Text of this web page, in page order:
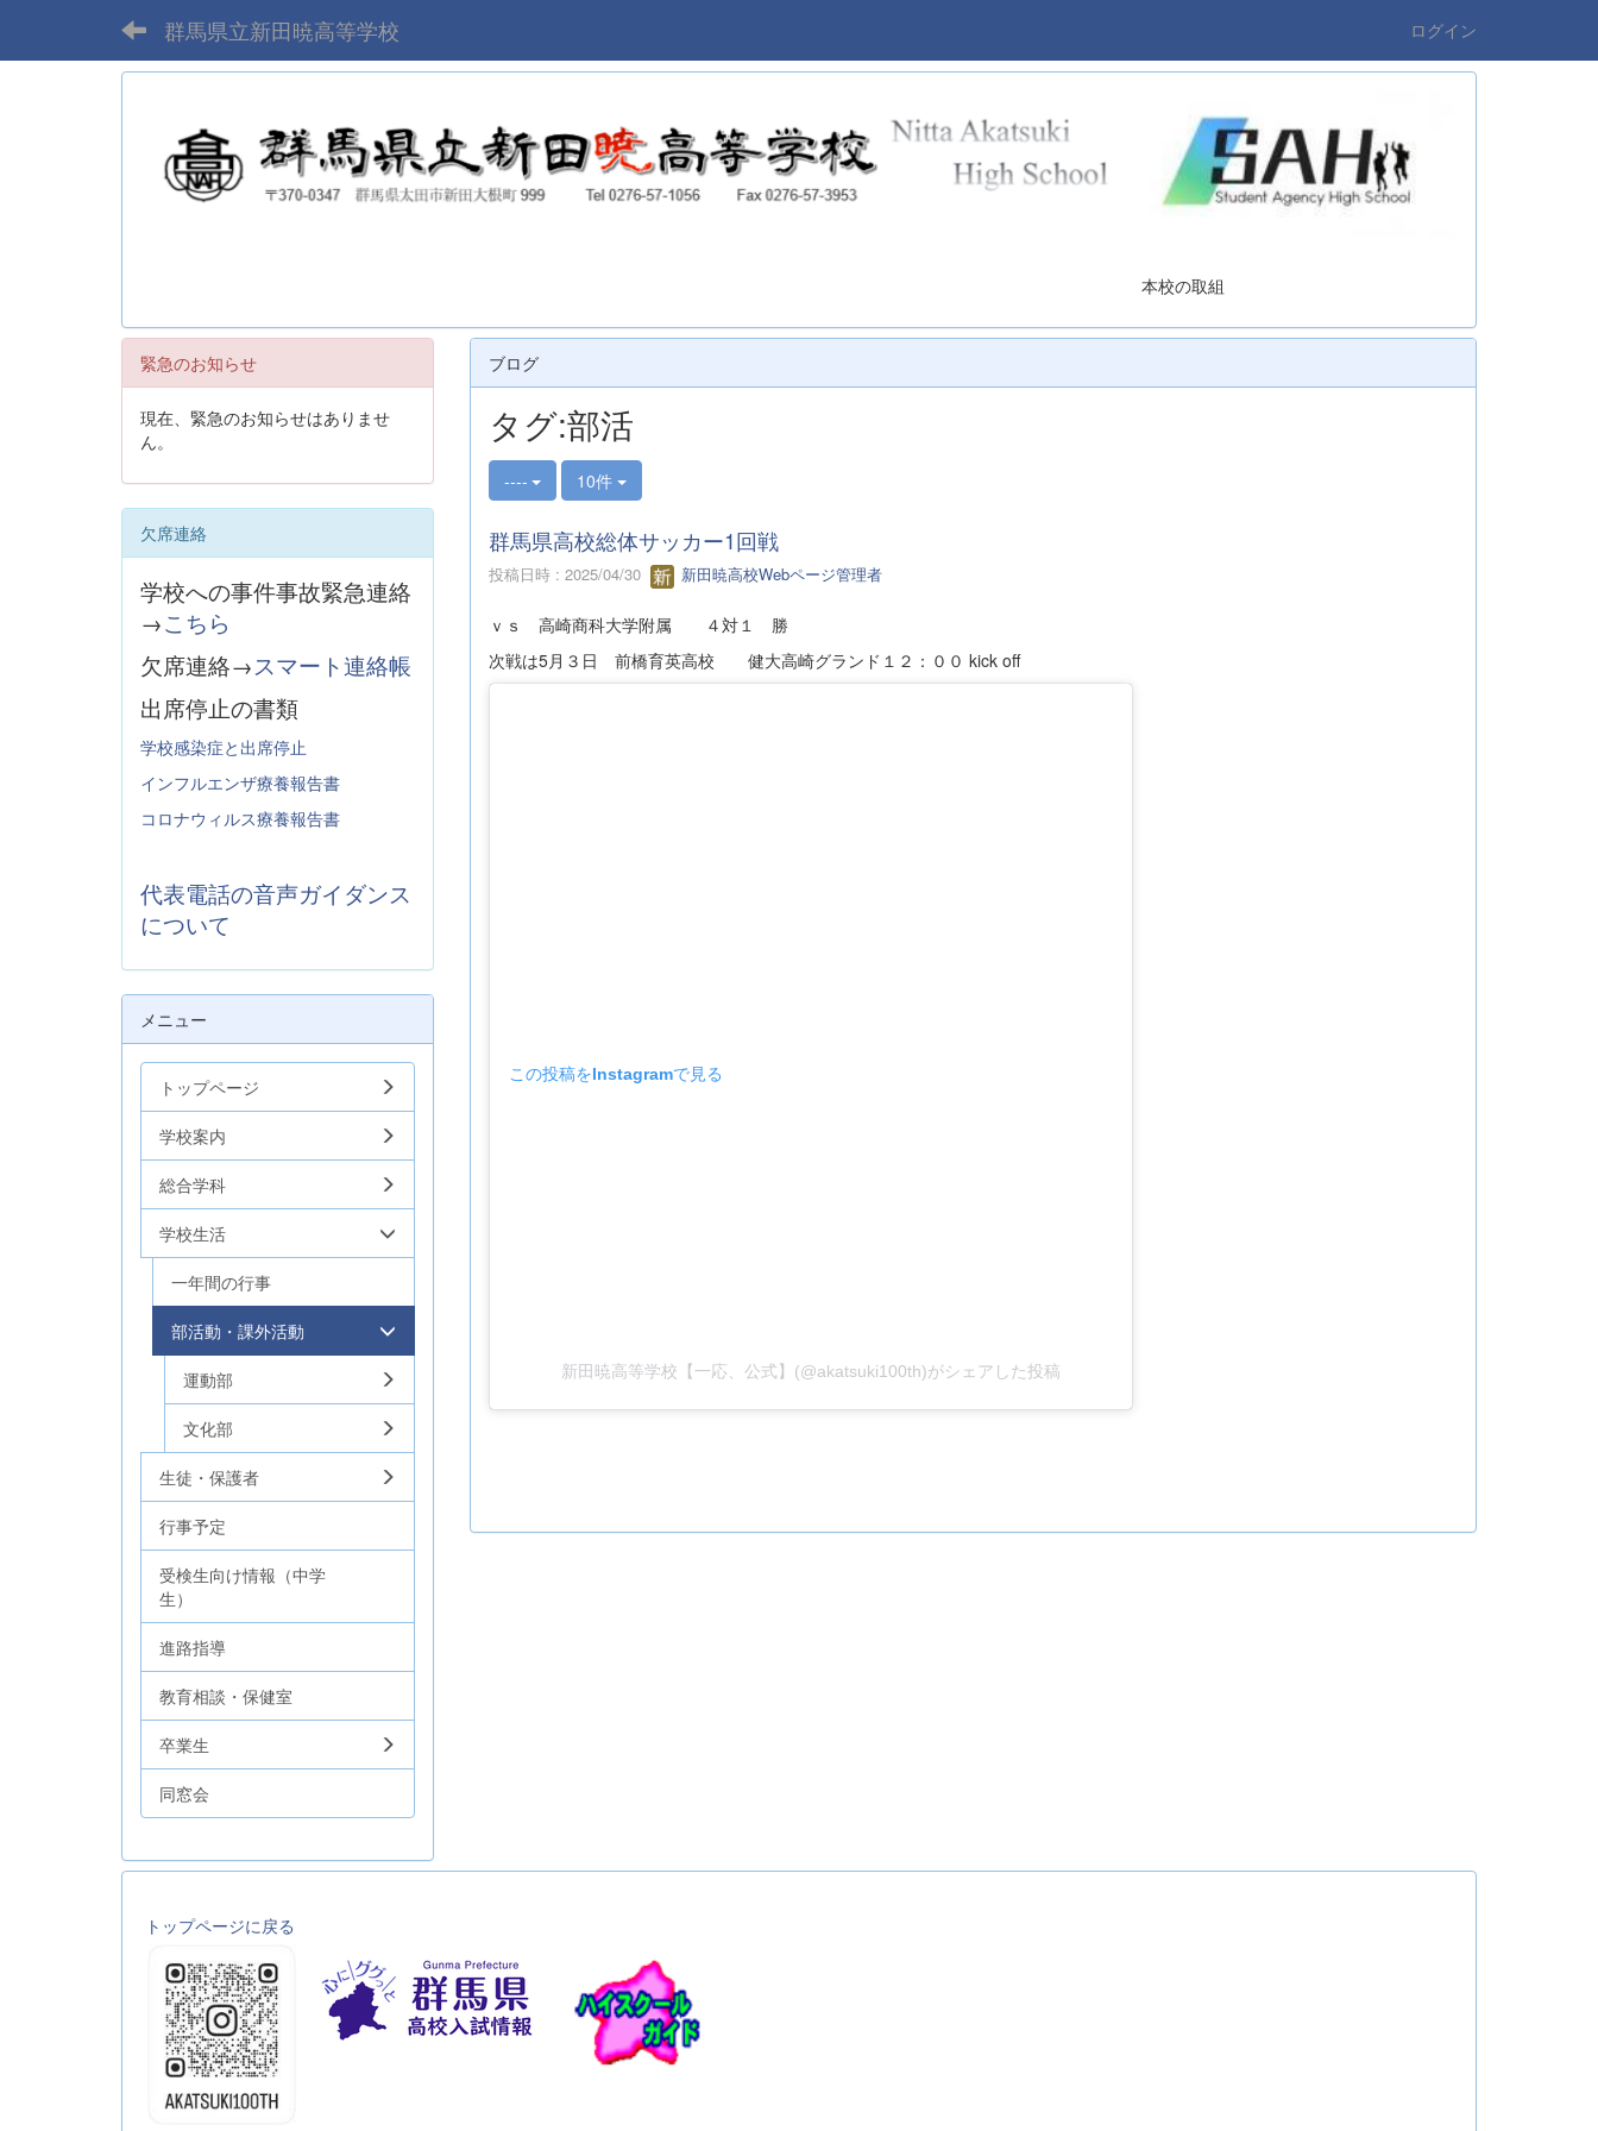
群馬県立新田暁高等学校 ログイン
本校の取組
ブログ
タグ:部活
---- 10件
群馬県高校総体サッカー1回戦
投稿日時 : 2025/04/30 新田暁高校Webページ管理者
ｖｓ 高崎商科大学附属 ４対１ 勝
次戦は5月３日 前橋育英高校 健大高崎グランド１２：００ kick off
この投稿をInstagramで見る
新田暁高等学校【一応、公式】(@akatsuki100th)がシェアした投稿
緊急のお知らせ
現在、緊急のお知らせはありませ
ん。
欠席連絡
学校への事件事故緊急連絡
→こちら
欠席連絡→スマート連絡帳
出席停止の書類
学校感染症と出席停止
インフルエンザ療養報告書
コロナウィルス療養報告書
代表電話の音声ガイダンス
について
メニュー
トップページ
学校案内
総合学科
学校生活
一年間の行事
部活動・課外活動
運動部
文化部
生徒・保護者
行事予定
受検生向け情報（中学
生）
進路指導
教育相談・保健室
卒業生
同窓会
トップページに戻る